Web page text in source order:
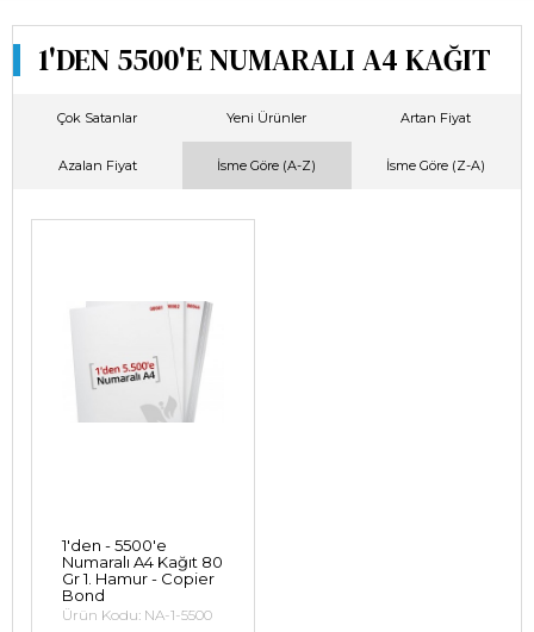
1'DEN 5500'E NUMARALI A4 KAĞIT
Çok Satanlar Yeni Ürünler Artan Fiyat
Azalan Fiyat İsme Göre (A-Z) İsme Göre (Z-A)
1'den - 5500'e
Numaralı A4 Kağıt 80
Gr 1. Hamur - Copier
Bond
Ürün Kodu: NA-1-5500